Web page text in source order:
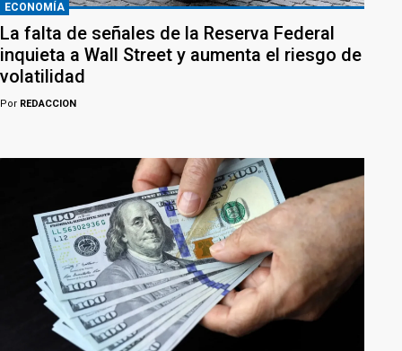
ECONOMÍA
La falta de señales de la Reserva Federal
inquieta a Wall Street y aumenta el riesgo de
volatilidad
Por REDACCION